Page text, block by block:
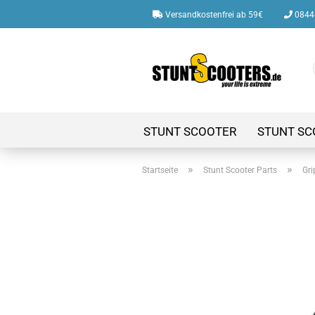
Versandkostenfrei ab 59€
STUNT SCOOTER STUNT
Startseite » Stunt Scooter Parts »